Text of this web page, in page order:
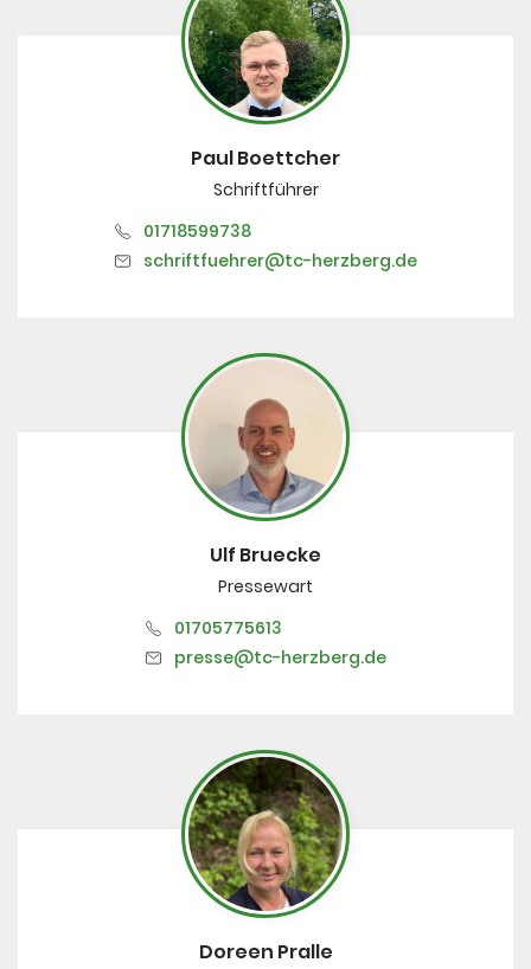
Paul Boettcher
Schriftführer
01718599738
schriftfuehrer@tc-herzberg.de
Ulf Bruecke
Pressewart
01705775613
presse@tc-herzberg.de
Doreen Pralle